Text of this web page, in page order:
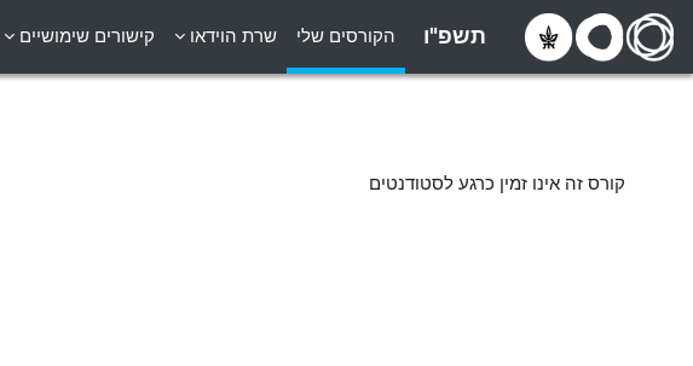
דילוג לתוכן הראשי
תשפ"ו הקורסים שלי שרת הוידאו קישורים שימושיים
קורס זה אינו זמין כרגע לסטודנטים